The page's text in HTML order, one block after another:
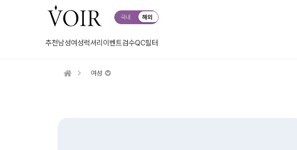
국내 해외
추천남성여성럭셔리 이벤트검수QC필터
여성